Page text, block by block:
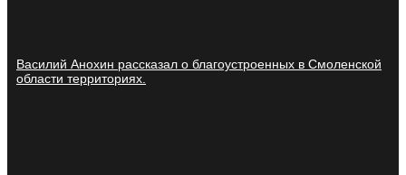
Василий Анохин рассказал о благоустроенных в Смоленской
области территориях.